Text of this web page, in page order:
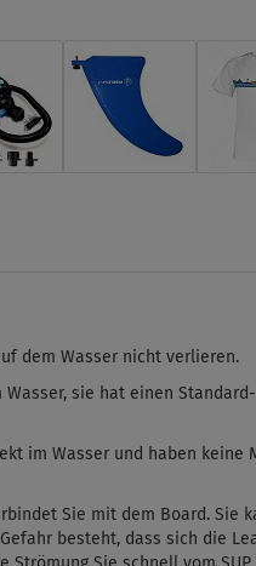
dem Wasser nicht verlieren.
sie hat einen
im Wasser und haben keine
Sie mit dem Board. Sie
besteht, dass sich die